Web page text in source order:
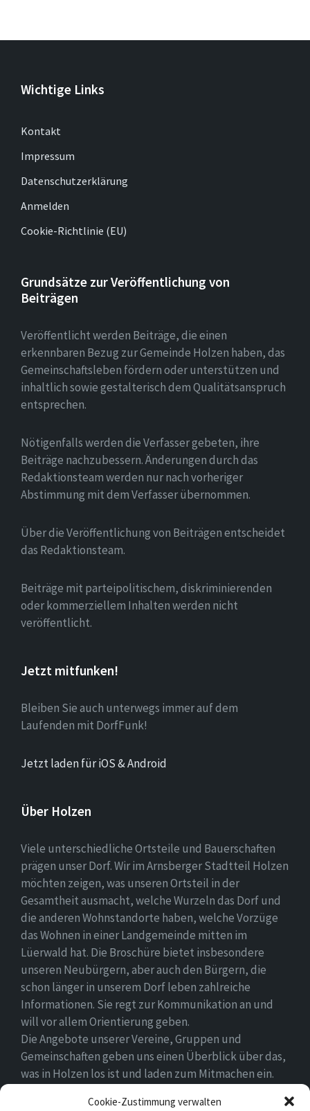
Cookie-Zustimmung verwalten
Wichtige Links
Kontakt
Impressum
Datenschutzerklärung
Anmelden
Cookie-Richtlinie (EU)
Grundsätze zur Veröffentlichung von
Beiträgen
Veröffentlicht werden Beiträge, die einen
erkennbaren Bezug zur Gemeinde Holzen haben, das
Gemeinschaftsleben fördern oder unterstützen und
inhaltlich sowie gestalterisch dem Qualitätsanspruch
entsprechen.
Nötigenfalls werden die Verfasser gebeten, ihre
Beiträge nachzubessern. Änderungen durch das
Redaktionsteam werden nur nach vorheriger
Abstimmung mit dem Verfasser übernommen.
Über die Veröffentlichung von Beiträgen entscheidet
das Redaktionsteam.
Beiträge mit parteipolitischem, diskriminierenden
oder kommerziellem Inhalten werden nicht
veröffentlicht.
Jetzt mitfunken!
Bleiben Sie auch unterwegs immer auf dem
Laufenden mit DorfFunk!
Jetzt laden für iOS & Android
Über Holzen
Viele unterschiedliche Ortsteile und Bauerschaften
prägen unser Dorf. Wir im Arnsberger Stadtteil Holzen
möchten zeigen, was unseren Ortsteil in der
Gesamtheit ausmacht, welche Wurzeln das Dorf und
die anderen Wohnstandorte haben, welche Vorzüge
das Wohnen in einer Landgemeinde mitten im
Lüerwald hat. Die Broschüre bietet insbesondere
unseren Neubürgern, aber auch den Bürgern, die
schon länger in unserem Dorf leben zahlreiche
Informationen. Sie regt zur Kommunikation an und
will vor allem Orientierung geben.
Die Angebote unserer Vereine, Gruppen und
Gemeinschaften geben uns einen Überblick über das,
was in Holzen los ist und laden zum Mitmachen ein.